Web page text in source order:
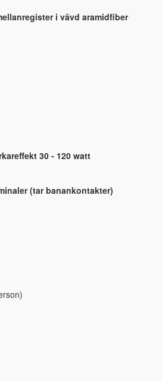
i vävd aramidfiber
30 - 120 watt
(tar banankontakter)